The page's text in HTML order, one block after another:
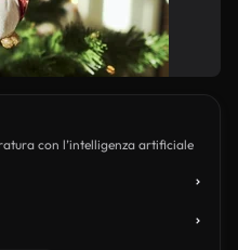
con l’intelligenza artificiale